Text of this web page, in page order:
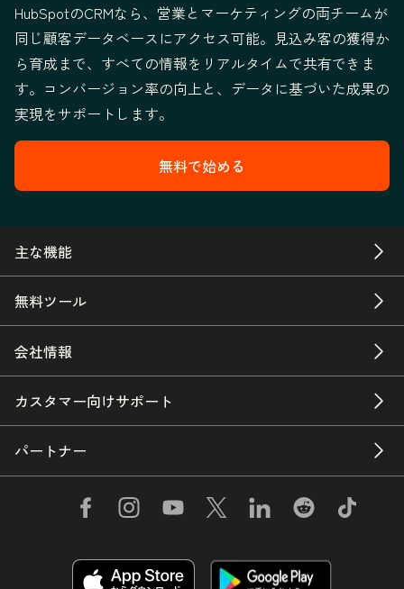
HubSpotのCRMなら、営業とマーケティングの両チームが
同じ顧客データベースにアクセス可能。見込み客の獲得か
ら育成まで、すべての情報をリアルタイムで共有できま
す。コンバージョン率の向上と、データに基づいた成果の
実現をサポートします。
無料で始める
主な機能
無料ツール
会社情報
カスタマー向けサポート
パートナー